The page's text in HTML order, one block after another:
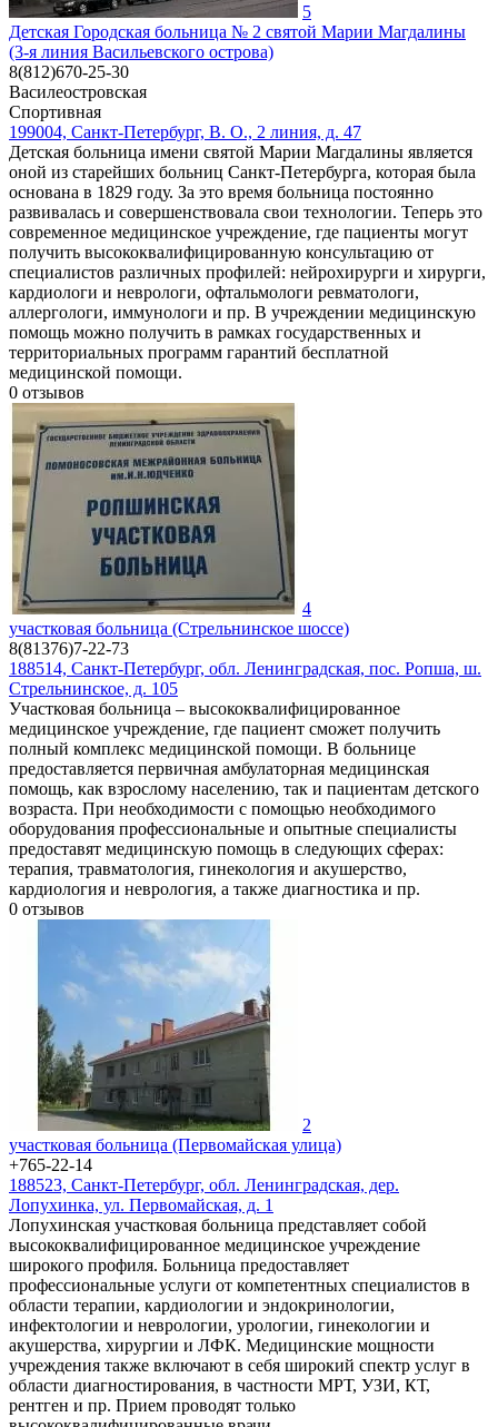
5
Детская Городская больница № 2 святой Марии Магдалины
(3-я линия Васильевского острова)
8(812)670-25-30
Василеостровская
Спортивная
199004, Санкт-Петербург, В. О., 2 линия, д. 47
Детская больница имени святой Марии Магдалины является
оной из старейших больниц Санкт-Петербурга, которая была
основана в 1829 году. За это время больница постоянно
развивалась и совершенствовала свои технологии. Теперь это
современное медицинское учреждение, где пациенты могут
получить высококвалифицированную консультацию от
специалистов различных профилей: нейрохирурги и хирурги,
кардиологи и неврологи, офтальмологи ревматологи,
аллергологи, иммунологи и пр. В учреждении медицинскую
помощь можно получить в рамках государственных и
территориальных программ гарантий бесплатной
медицинской помощи.
0 отзывов
4
участковая больница (Стрельнинское шоссе)
8(81376)7-22-73
188514, Санкт-Петербург, обл. Ленинградская, пос. Ропша, ш.
Стрельнинское, д. 105
Участковая больница – высококвалифицированное
медицинское учреждение, где пациент сможет получить
полный комплекс медицинской помощи. В больнице
предоставляется первичная амбулаторная медицинская
помощь, как взрослому населению, так и пациентам детского
возраста. При необходимости с помощью необходимого
оборудования профессиональные и опытные специалисты
предоставят медицинскую помощь в следующих сферах:
терапия, травматология, гинекология и акушерство,
кардиология и неврология, а также диагностика и пр.
0 отзывов
2
участковая больница (Первомайская улица)
+765-22-14
188523, Санкт-Петербург, обл. Ленинградская, дер.
Лопухинка, ул. Первомайская, д. 1
Лопухинская участковая больница представляет собой
высококвалифицированное медицинское учреждение
широкого профиля. Больница предоставляет
профессиональные услуги от компетентных специалистов в
области терапии, кардиологии и эндокринологии,
инфектологии и неврологии, урологии, гинекологии и
акушерства, хирургии и ЛФК. Медицинские мощности
учреждения также включают в себя широкий спектр услуг в
области диагностирования, в частности МРТ, УЗИ, КТ,
рентген и пр. Прием проводят только